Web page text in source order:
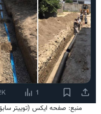
منبع: صفحه ایکس (توییتر